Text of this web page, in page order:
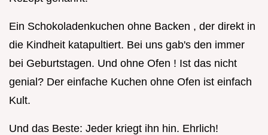
Ein Schokoladenkuchen ohne Backen , der direkt in
die Kindheit katapultiert. Bei uns gab's den immer
bei Geburtstagen. Und ohne Ofen ! Ist das nicht
genial? Der einfache Kuchen ohne Ofen ist einfach
Kult.
Und das Beste: Jeder kriegt ihn hin. Ehrlich!